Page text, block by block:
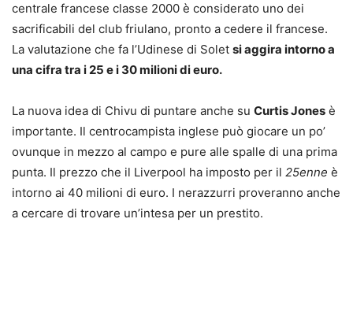
centrale francese classe 2000 è considerato uno dei
sacrificabili del club friulano, pronto a cedere il francese.
La valutazione che fa l’Udinese di Solet si aggira intorno a
una cifra tra i 25 e i 30 milioni di euro.
La nuova idea di Chivu di puntare anche su Curtis Jones è
importante. Il centrocampista inglese può giocare un po’
ovunque in mezzo al campo e pure alle spalle di una prima
punta. Il prezzo che il Liverpool ha imposto per il 25enne è
intorno ai 40 milioni di euro. I nerazzurri proveranno anche
a cercare di trovare un’intesa per un prestito.